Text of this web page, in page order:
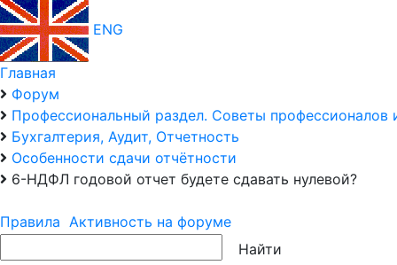
ENG
Главная
Форум
Профессиональный раздел. Советы
Бухгалтерия, Аудит, Отчетность
Особенности сдачи отчётности
6-НДФЛ годовой отчет будете сдавать нулевой?
Правила Активность на форуме